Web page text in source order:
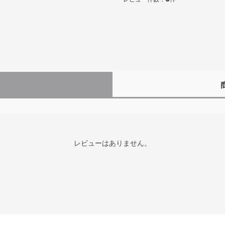
レビューはありません。